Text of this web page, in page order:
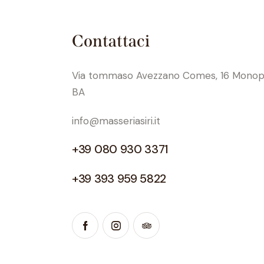
Contattaci
Via tommaso Avezzano Comes, 16
BA
info@masseriasiri.it
+39 080 930 3371
+39 393 959 5822